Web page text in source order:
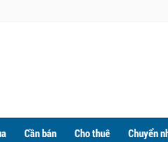
Cần bán Cho thuê Chuyển